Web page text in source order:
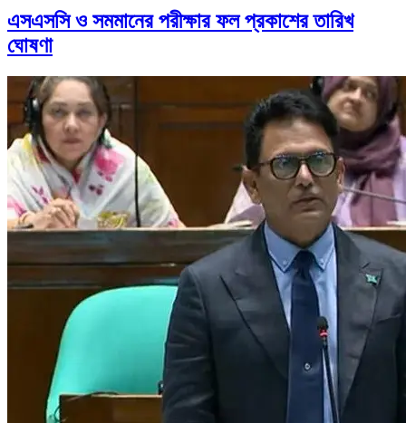
এসএসসি ও সমমানের পরীক্ষার ফল প্রকাশের তারিখ
ঘোষণা